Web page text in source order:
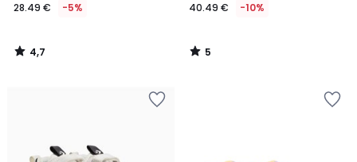
28.49 € -5%
4,7
/
40.49 € -10%
5
/